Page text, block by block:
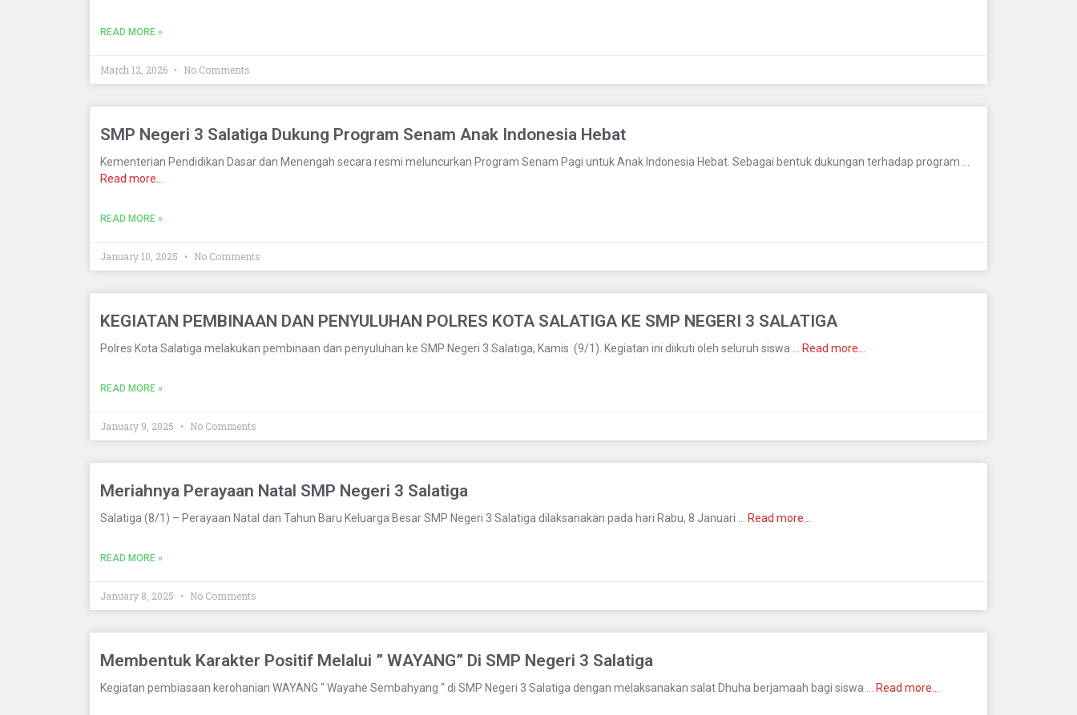
READ MORE »
March 12, 2026 No Comments
SMP Negeri 3 Salatiga Dukung Program Senam Anak Indonesia Hebat
Kementerian Pendidikan Dasar dan Menengah secara resmi meluncurkan Program Senam Pagi untuk Anak Indonesia Hebat. Sebagai bentuk dukungan terhadap program …
Read more…
READ MORE »
January 10, 2025 No Comments
KEGIATAN PEMBINAAN DAN PENYULUHAN POLRES KOTA SALATIGA KE SMP NEGERI 3 SALATIGA
Polres Kota Salatiga melakukan pembinaan dan penyuluhan ke SMP Negeri 3 Salatiga, Kamis (9/1). Kegiatan ini diikuti oleh seluruh siswa … Read more…
READ MORE »
January 9, 2025 No Comments
Meriahnya Perayaan Natal SMP Negeri 3 Salatiga
Salatiga (8/1) – Perayaan Natal dan Tahun Baru Keluarga Besar SMP Negeri 3 Salatiga dilaksanakan pada hari Rabu, 8 Januari … Read more…
READ MORE »
January 8, 2025 No Comments
Membentuk Karakter Positif Melalui ” WAYANG” Di SMP Negeri 3 Salatiga
Kegiatan pembiasaan kerohanian WAYANG “ Wayahe Sembahyang “ di SMP Negeri 3 Salatiga dengan melaksanakan salat Dhuha berjamaah bagi siswa … Read more…